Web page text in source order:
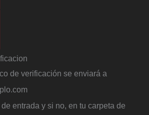
de verificación se enviará a
entrada y si no, en tu carpeta de